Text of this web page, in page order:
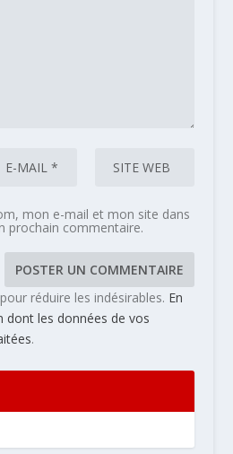
mon e-mail et mon site dans
prochain commentaire.
réduire les indésirables. En
dont les données de vos
.